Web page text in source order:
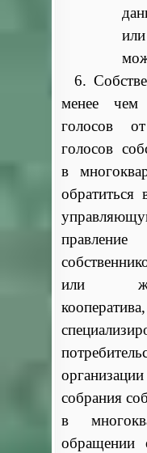
6.
менее чем
голосов
голосов
в
или
собрания
в
обращении